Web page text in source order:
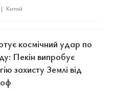
| Китай
космічний удар по
Пекін випробує
захисту Землі від